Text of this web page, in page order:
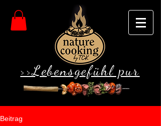
>>Lebensgefühl pur
Beitrag